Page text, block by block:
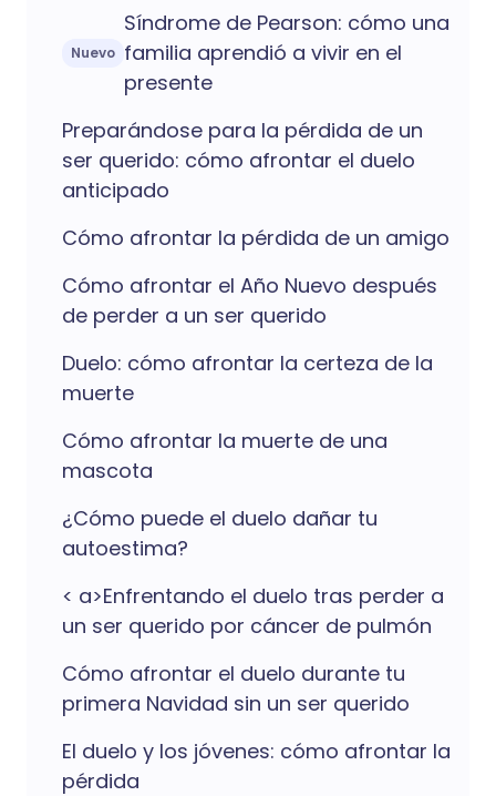
Nuevo
Síndrome de Pearson: cómo una
familia aprendió a vivir en el
presente
Preparándose para la pérdida de un
ser querido: cómo afrontar el duelo
anticipado
Cómo afrontar la pérdida de un amigo
Cómo afrontar el Año Nuevo después
de perder a un ser querido
Duelo: cómo afrontar la certeza de la
muerte
Cómo afrontar la muerte de una
mascota
¿Cómo puede el duelo dañar tu
autoestima?
< a>Enfrentando el duelo tras perder a
un ser querido por cáncer de pulmón
Cómo afrontar el duelo durante tu
primera Navidad sin un ser querido
El duelo y los jóvenes: cómo afrontar la
pérdida